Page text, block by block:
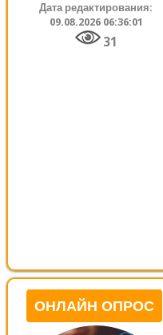
Дата редактирования:
09.08.2026 06:36:01
31
ОНЛАЙН ОПРОС